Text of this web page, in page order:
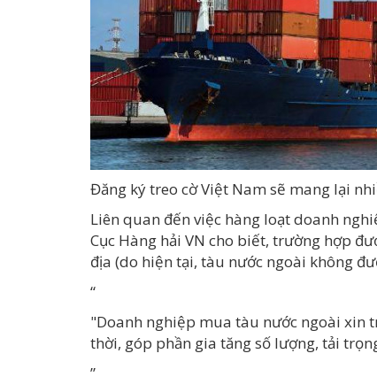
Đăng ký treo cờ Việt Nam sẽ mang lại
Liên quan đến việc hàng loạt doanh
Cục Hàng hải VN cho biết, trường hợp
địa (do hiện tại, tàu nước ngoài không
“
"Doanh nghiệp mua tàu nước ngoài xin
thời, góp phần gia tăng số lượng, tải
”